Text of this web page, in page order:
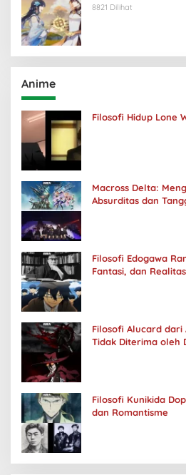
8821 Dilihat
Anime
Filosofi Hidup Lone
Macross Delta:
Absurditas dan
Filosofi Edogawa
Fantasi, dan Realitas
Filosofi Alucard dari
Tidak Diterima oleh
Filosofi Kunikida
dan Romantisme